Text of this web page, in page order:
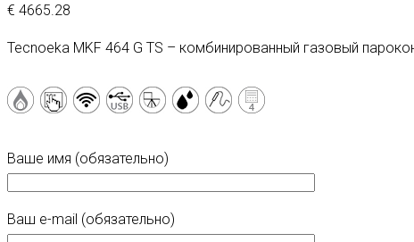
€ 4665.28
Tecnoeka MKF 464 G TS – комбинированный газовый
Ваше имя (обязательно)
Ваш e-mail (обязательно)